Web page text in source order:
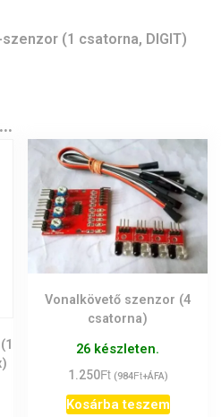
(1 csatorna, DIGIT)
Vonalkövető szenzor (4
csatorna)
26 készleten.
1.250Ft (984Ft+ÁFA)
Kosárba teszem